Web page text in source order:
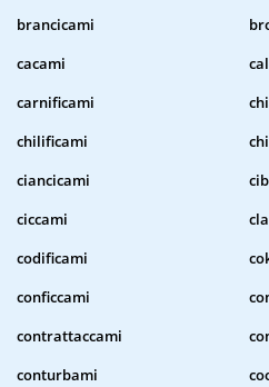
brancicami
cacami
carnificami
chilificami
ciancicami
ciccami
codificami
conficcami
contrattaccami
conturbami